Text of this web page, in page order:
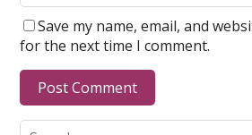
Save my name, email, and
for the next time I comment.